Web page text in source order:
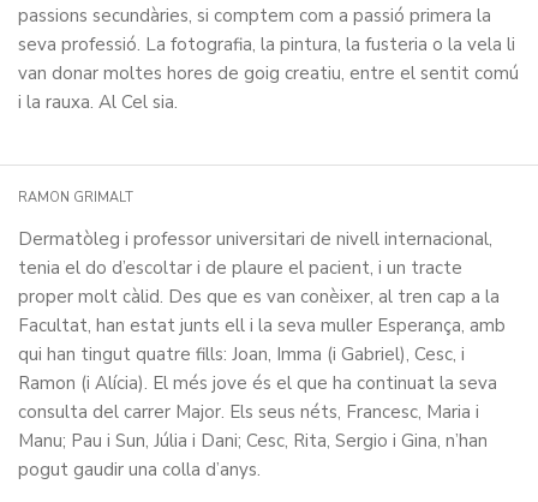
passions secundàries, si comptem com a passió primera la
seva professió. La fotografia, la pintura, la fusteria o la vela li
van donar moltes hores de goig creatiu, entre el sentit comú
i la rauxa. Al Cel sia.
RAMON GRIMALT
Dermatòleg i professor universitari de nivell internacional,
tenia el do d’escoltar i de plaure el pacient, i un tracte
proper molt càlid. Des que es van conèixer, al tren cap a la
Facultat, han estat junts ell i la seva muller Esperança, amb
qui han tingut quatre fills: Joan, Imma (i Gabriel), Cesc, i
Ramon (i Alícia). El més jove és el que ha continuat la seva
consulta del carrer Major. Els seus néts, Francesc, Maria i
Manu; Pau i Sun, Júlia i Dani; Cesc, Rita, Sergio i Gina, n’han
pogut gaudir una colla d’anys.